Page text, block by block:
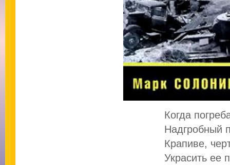
Когда
Надгробный
Крапиве,
Украсить ее